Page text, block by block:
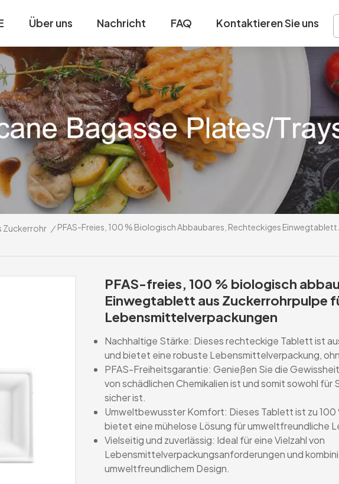
Über uns Nachricht FAQ Kontaktieren Sie uns
Zuckerrohr / PFAS-Freies, 100 % Biologisch Abbaubares, Rechteckiges
PFAS-freies, 100 % biologisch
Einwegtablett aus Zuckerrohrpulpe
Lebensmittelverpackungen
Nachhaltige Stärke: Dieses rechteckige Tablett ist
und bietet eine robuste Lebensmittelverpackung,
PFAS-Freiheitsgarantie: Genießen Sie die
von schädlichen Chemikalien ist und somit sowohl für
sicher ist.
Umweltbewusster Komfort: Dieses Tablett ist zu 100
bietet eine mühelose Lösung für umweltfreundliche
Vielseitig und zuverlässig: Ideal für eine Vielzahl von
Lebensmittelverpackungsanforderungen und
umweltfreundlichem Design.